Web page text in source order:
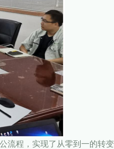
流程，实现了从零到一的转